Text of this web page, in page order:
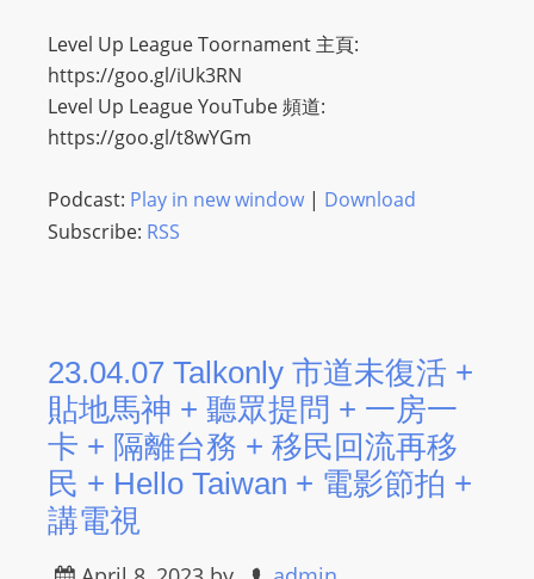
Level Up League Toornament 主頁:
https://goo.gl/iUk3RN
Level Up League YouTube 頻道:
https://goo.gl/t8wYGm
Podcast: Play in new window| Download
Subscribe: RSS
23.04.07 Talkonly 市道未復活 +
貼地馬神 + 聽眾提問 + 一房一
卡 + 隔離台務 + 移民回流再移
民 + Hello Taiwan + 電影節拍 +
講電視